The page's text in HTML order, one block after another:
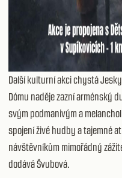
Další kulturní akci chystá
Dómu naděje zazní arménský
svým podmanivým a
spojení živé hudby a tajemné
návštěvníkům mimořádný
dodává Švubová.